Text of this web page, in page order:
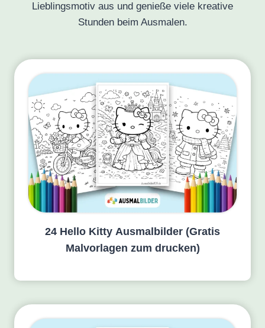
Lieblingsmotiv aus und genieße viele kreative
Stunden beim Ausmalen.
24 Hello Kitty Ausmalbilder (Gratis
Malvorlagen zum drucken)